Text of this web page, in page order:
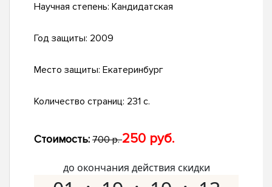
Научная степень: Кандидатская
Год защиты: 2009
Место защиты: Екатеринбург
Количество страниц: 231 с.
Стоимость: 700 р.250 руб.
до окончания действия скидки